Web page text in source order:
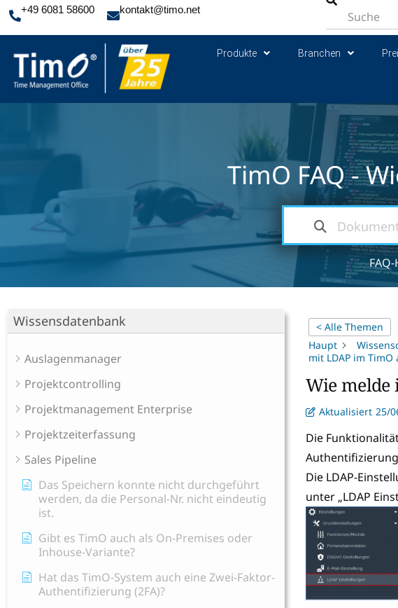
+49 6081 58600 kontakt@timo.net
Produkte Branchen
TimO FAQ -
Wissensdatenbank
Auslagenmanager
Projektcontrolling
Projektmanagement Enterprise
Projektzeiterfassung
Sales Pipeline
Das Speichern konnte nicht durchgeführt
werden, da die Personal-Nr. nicht eindeutig
ist.
Gibt es TimO auch als On-Premises oder
Inhouse-Variante?
Hat das TimO-System auch eine Zwei-Faktor-
Authentifizierung (2FA)?
< Alle Themen
Haupt
mit LDAP im TimO
Wie melde
Aktualisiert 25/
Die
Die LDAP-
unter „LDAP